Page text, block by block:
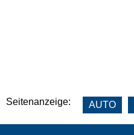
Seitenanzeige: AUTO